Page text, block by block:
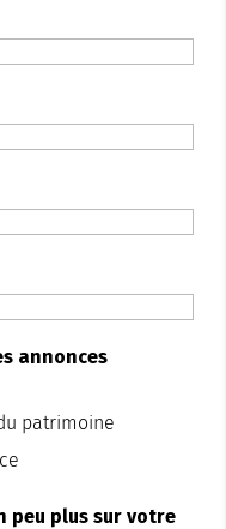
annonces
patrimoine
peu plus sur votre